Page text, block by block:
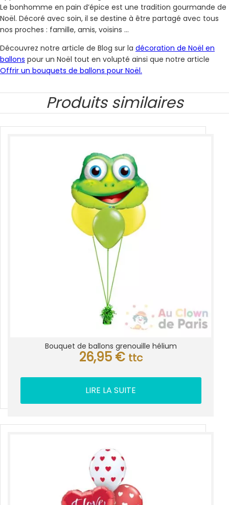
Le bonhomme en pain d’épice est une tradition gourmande de
Noël. Décoré avec soin, il se destine à être partagé avec tous
nos proches : famille, amis, voisins …
Découvrez notre article de Blog sur la décoration de Noël en
ballons pour un Noël tout en volupté ainsi que notre article
Offrir un bouquets de ballons pour Noël.
Produits similaires
Bouquet de ballons grenouille hélium
26,95 € ttc
LIRE LA SUITE